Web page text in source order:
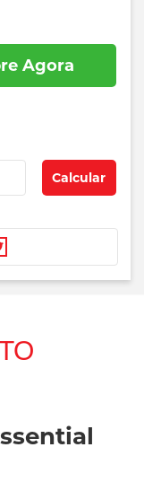
Agora
Calcular